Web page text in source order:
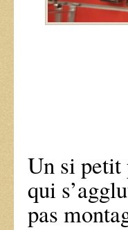
Un si petit
qui
pas